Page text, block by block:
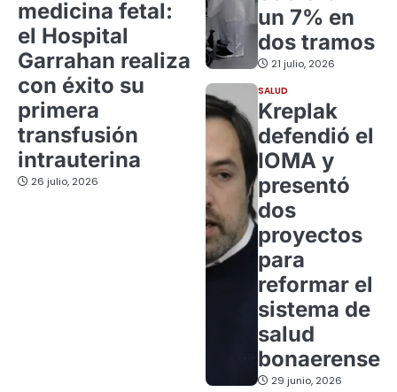
medicina fetal:
el Hospital
Garrahan realiza
con éxito su
primera
transfusión
intrauterina
26 julio, 2026
un 7% en
dos tramos
21 julio, 2026
SALUD
Kreplak
defendió el
IOMA y
presentó
dos
proyectos
para
reformar el
sistema de
salud
bonaerense
29 junio, 2026